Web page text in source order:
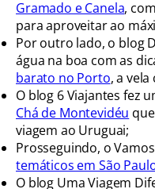
Gramado e Canela,
para aproveitar ao
Por outro lado, o blog
água na boa com as
barato no Porto, a
O blog 6 Viajantes fez
Chá de Montevidéu
viagem ao Uruguai;
Prosseguindo, o
temáticos em São
O blog Uma Viagem